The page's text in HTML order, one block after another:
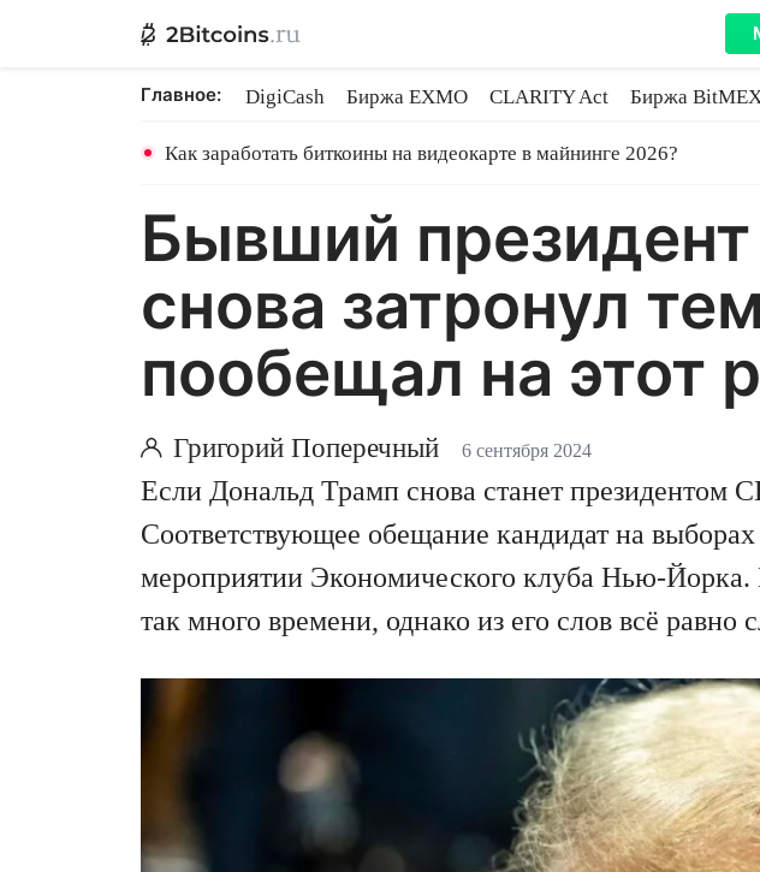
Главное: DigiCash Биржа EXMO CLARITY Act Биржа
Как заработать биткоины на видеокарте в майнинге 2026?
Бывший
снова затронул
пообещал на этот
Григорий Поперечный 6 сентября 2024
Если Дональд Трамп снова станет президентом
Соответствующее обещание кандидат на
мероприятии Экономического клуба Нью-Йорка.
так много времени, однако из его слов всё равно